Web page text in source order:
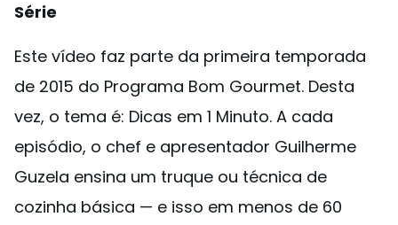
Série
Este vídeo faz parte da primeira temporada
de 2015 do Programa Bom Gourmet. Desta
vez, o tema é: Dicas em 1 Minuto. A cada
episódio, o chef e apresentador Guilherme
Guzela ensina um truque ou técnica de
cozinha básica — e isso em menos de 60